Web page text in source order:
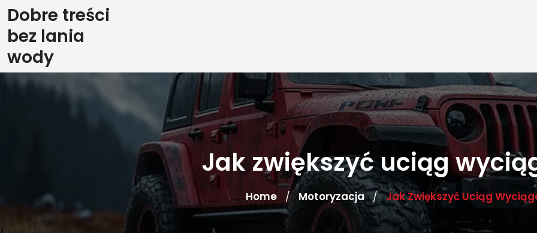
Skip
to
content
Dobre treści
bez lania
wody
Jak zwiększyć uciąg
Home / Motoryzacja / Jak Zwiększyć Uciąg